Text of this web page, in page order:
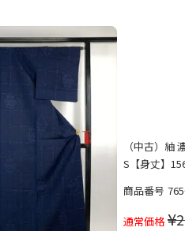
（中古）紬
S【身丈】
商品番号
通常価格 ¥